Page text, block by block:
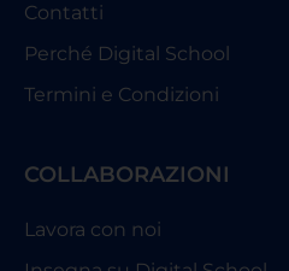
Contatti
Perché Digital School
Termini e Condizioni
COLLABORAZIONI
Lavora con noi